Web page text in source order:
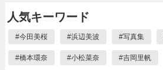
人気キーワード
#今田美桜 #浜辺美波 #写真集
#橋本環奈 #小松菜奈 #吉岡里帆